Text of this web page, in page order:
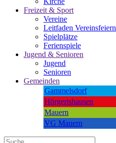
Freizeit & Sport
Vereine
Leitfaden Vereinsfeiern
Spielplätze
Ferienspiele
Jugend & Senioren
Jugend
Senioren
Gemeinden
Gammelsdorf
Hörgertshausen
Mauern
VG Mauern